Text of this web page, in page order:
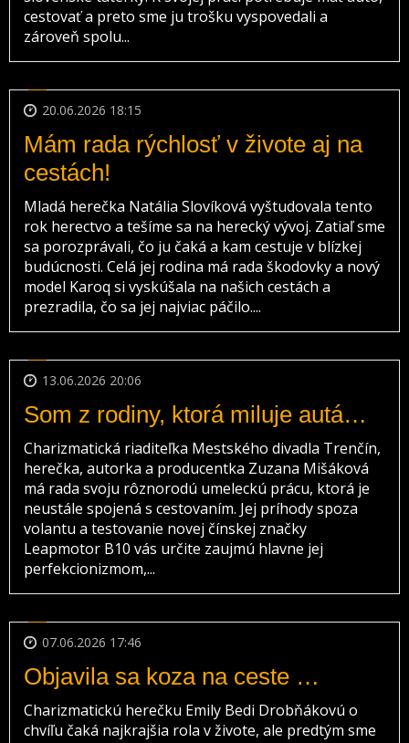
cestovať a preto sme ju trošku vyspovedali a
zároveň spolu...
20.06.2026 18:15
Mám rada rýchlosť v živote aj na
cestách!
Mladá herečka Natália Slovíková vyštudovala tento
rok herectvo a tešíme sa na herecký vývoj. Zatiaľ sme
sa porozprávali, čo ju čaká a kam cestuje v blízkej
budúcnosti. Celá jej rodina má rada škodovky a nový
model Karoq si vyskúšala na našich cestách a
prezradila, čo sa jej najviac páčilo....
13.06.2026 20:06
Som z rodiny, ktorá miluje autá…
Charizmatická riaditeľka Mestského divadla Trenčín,
herečka, autorka a producentka Zuzana Mišáková
má rada svoju rôznorodú umeleckú prácu, ktorá je
neustále spojená s cestovaním. Jej príhody spoza
volantu a testovanie novej čínskej značky
Leapmotor B10 vás určite zaujmú hlavne jej
perfekcionizmom,...
07.06.2026 17:46
Objavila sa koza na ceste …
Charizmatickú herečku Emily Bedi Drobňákovú o
chvíľu čaká najkrajšia rola v živote, ale predtým sme